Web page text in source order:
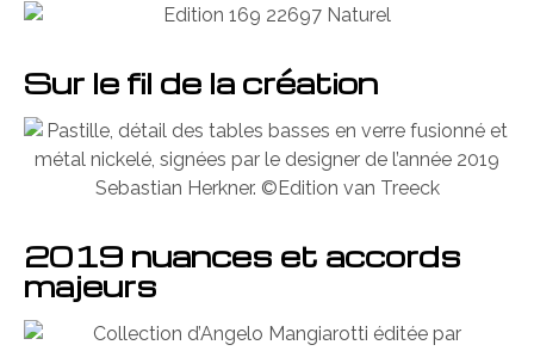
Sur le fil de la création
2019 nuances et accords
majeurs